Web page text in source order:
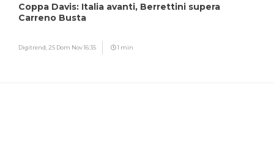
Coppa Davis: Italia avanti, Berrettini supera
Carreno Busta
Digitrend, 25 Dom Nov 16:35 1 min